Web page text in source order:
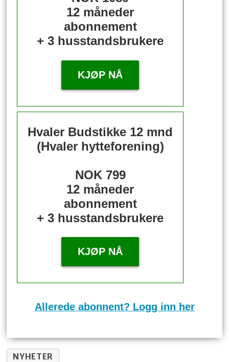
12 måneder
abonnement
+ 3 husstandsbrukere
KJØP NÅ
Hvaler Budstikke 12 mnd
(Hvaler hytteforening)
NOK 799
12 måneder
abonnement
+ 3 husstandsbrukere
KJØP NÅ
Allerede abonnent? Logg inn her
NYHETER